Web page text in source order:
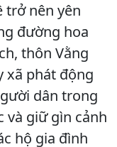
trở nên yên
đường hoa
thôn Vằng
xã phát động
dân trong
và giữ gìn cảnh
hộ gia đình